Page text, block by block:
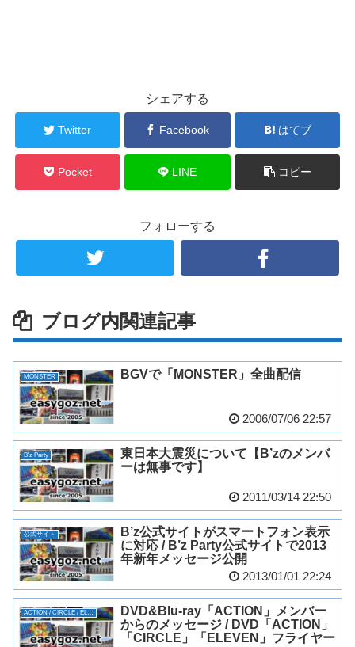
シェアする
Twitter Facebook はてブ
Pocket LINE コピー
フォローする
ブログ内関連記事
MONSTER BGVで「MONSTER」全曲配信
2006/07/06 22:57
B'z Party
東日本大震災について【B’zのメンバ
ーは無事です】
2011/03/14 22:50
公式サイト
B’z公式サイトがスマートフォン表示
に対応 / B’z Party公式サイトで2013
年新年メッセージ公開
2013/01/01 22:24
ACTION / CIRCLE / ELEVEN
DVD&Blu-ray「ACTION」メンバー
からのメッセージ / DVD「ACTION」
「CIRCLE」「ELEVEN」フライヤー